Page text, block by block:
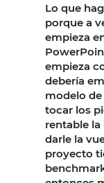
Lo que
porque a
empieza
empieza
debería
modelo
tocar los
rentable la
darle la
proyecto